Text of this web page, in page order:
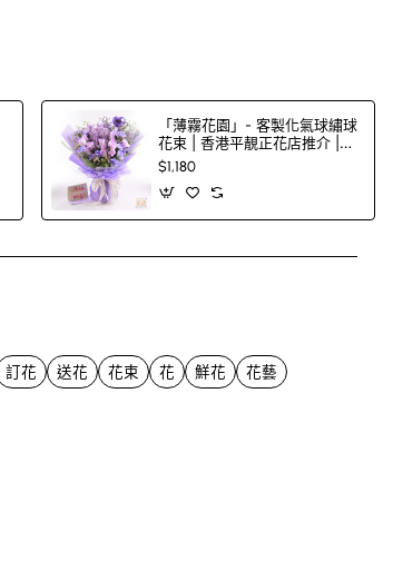
「薄霧花園」- 客製化氣球繡球
花束 | 香港平靚正花店推介 |
FlowerG
$1,180
訂花 送花 花束 花 鮮花
花藝